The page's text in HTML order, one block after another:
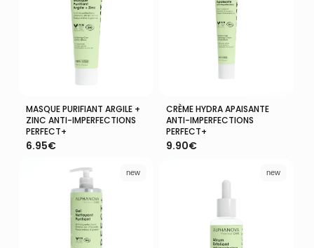
Ajouter Au Panier
MASQUE PURIFIANT ARGILE +
ZINC ANTI-IMPERFECTIONS
PERFECT+
6.95€
Ajouter Au Panier
CRÈME HYDRA APAISANTE
ANTI-IMPERFECTIONS
PERFECT+
9.90€
new new